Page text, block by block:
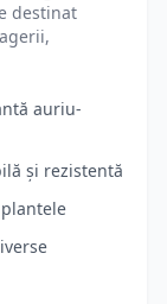
destinat
auriu-
și rezistentă